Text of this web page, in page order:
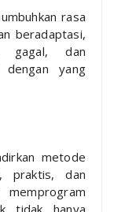
rasa
beradaptasi,
gagal, dan
yang
metode
praktis, dan
memprogram
tidak hanya